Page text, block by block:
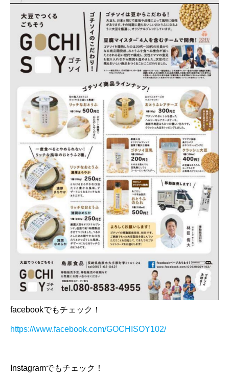
facebookでもチェック！
https://www.facebook.com/GOCHISOY102/
Instagramでもチェック！